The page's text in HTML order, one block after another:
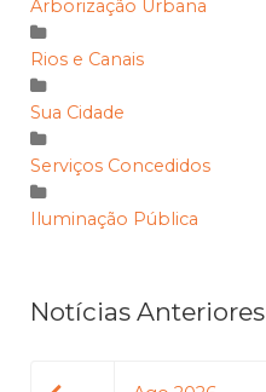
Arborização Urbana
Rios e Canais
Sua Cidade
Serviços Concedidos
Iluminação Pública
Notícias Anteriores